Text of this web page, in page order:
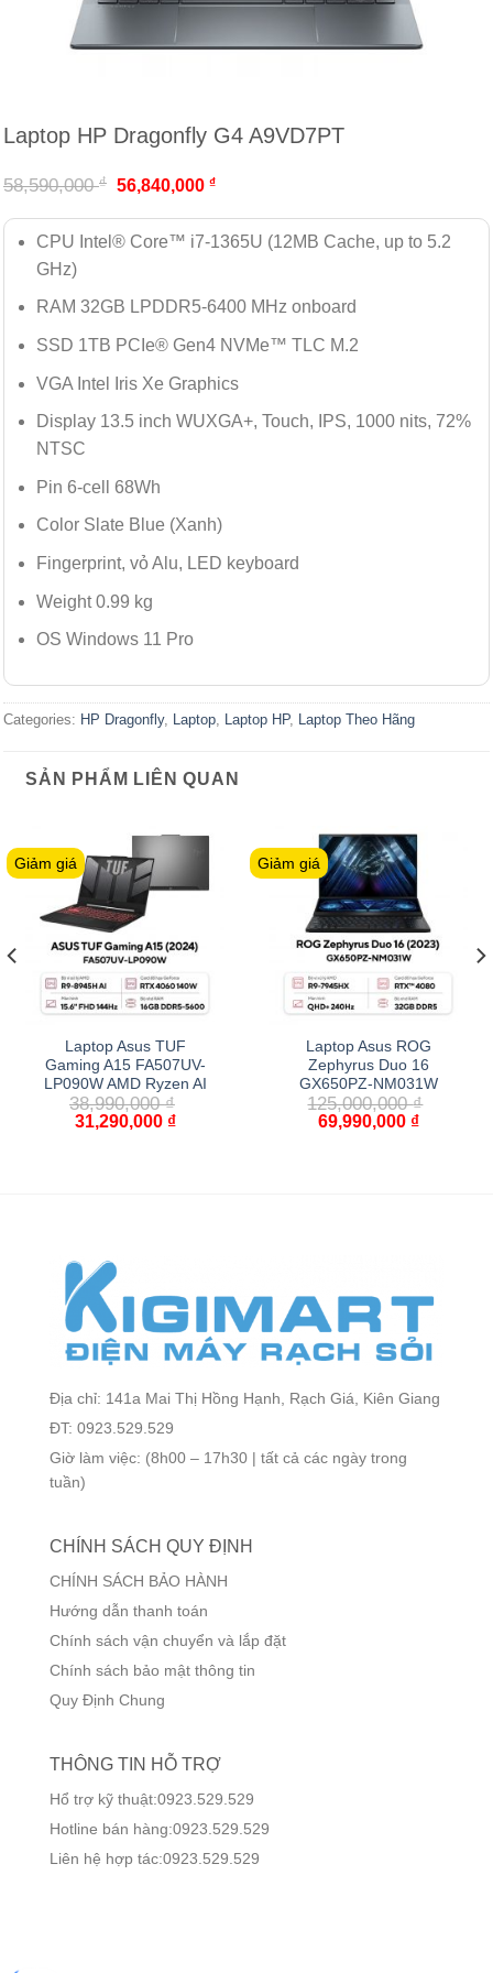
Laptop HP Dragonfly G4 A9VD7PT
58,590,000₫ 56,840,000₫
CPU Intel® Core™ i7-1365U (12MB Cache, up to 5.2
GHz)
RAM 32GB LPDDR5-6400 MHz onboard
SSD 1TB PCIe® Gen4 NVMe™ TLC M.2
VGA Intel Iris Xe Graphics
Display 13.5 inch WUXGA+, Touch, IPS, 1000 nits, 72%
NTSC
Pin 6-cell 68Wh
Color Slate Blue (Xanh)
Fingerprint, vỏ Alu, LED keyboard
Weight 0.99 kg
OS Windows 11 Pro
Categories: HP Dragonfly, Laptop Laptop HP, Laptop Theo Hãng
SẢN PHẨM LIÊN QUAN
Giảm giá
Laptop Asus TUF
Gaming A15 FA507UV-
LP090W AMD Ryzen AI
38,990,000₫
31,290,000 ₫
Giảm giá
Laptop Asus ROG
Zephyrus Duo 16
GX650PZ-NM031W
125,000,000₫
69,990,000 ₫
Địa chỉ: 141a Mai Thị Hồng Hạnh, Rạch Giá, Kiên Giang
ĐT: 0923.529.529
Giờ làm việc: (8h00 – 17h30 | tất cả các ngày trong
tuần)
CHÍNH SÁCH QUY ĐỊNH
CHÍNH SÁCH BẢO HÀNH
Hướng dẫn thanh toán
Chính sách vận chuyển và lắp đặt
Chính sách bảo mật thông tin
Quy Định Chung
THÔNG TIN HỖ TRỢ
Hổ trợ kỹ thuật:0923.529.529
Hotline bán hàng:0923.529.529
Liên hệ hợp tác:0923.529.529